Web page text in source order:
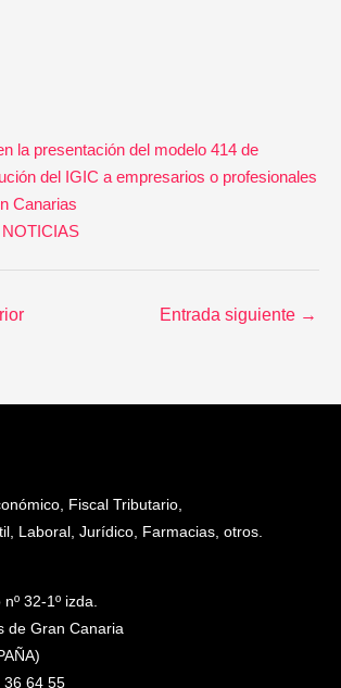
la presentación del modelo 414 de
del IGIC a empresarios o profesionales
Canarias
NOTICIAS
Entrada siguiente →
Fiscal Tributario,
Laboral, Jurídico, Farmacias, otros.
32-1º izda.
de Gran Canaria
36 64 55